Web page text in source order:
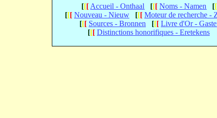
[[[ Accueil - Onthaal [[[ Noms - Namen [[
[[[ Nouveau - Nieuw [[[ Moteur de recherche -
[[[ Sources - Bronnen [[[ Livre d'Or -
[[[ Distinctions honorifiques - Eretekens